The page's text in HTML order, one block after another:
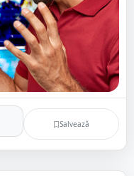
Salvează